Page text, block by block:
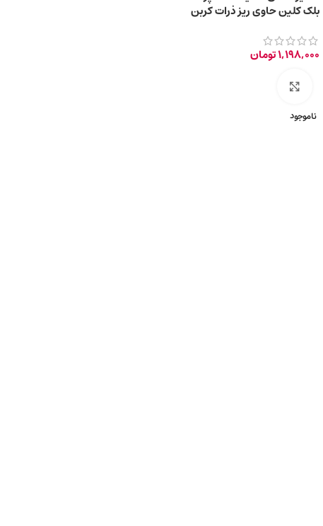
بلک کلین حاوی ریز ذرات کربن
1,198,000تومان
ناموجود